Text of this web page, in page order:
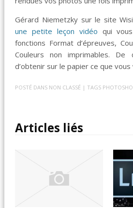
Gérard Niemetzky sur le site
une petite leçon vidéo qui
fonctions Format d’épreuves,
Couleurs non imprimables.
d’obtenir sur le papier ce que vous
POSTÉ DANS NON CLASSÉ | TAGS
Articles liés